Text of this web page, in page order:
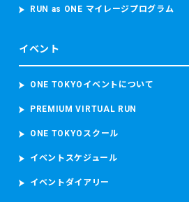
RUN as ONE マイレージプログラム
イベント
ONE TOKYOイベントについて
PREMIUM VIRTUAL RUN
ONE TOKYOスクール
イベントスケジュール
イベントダイアリー